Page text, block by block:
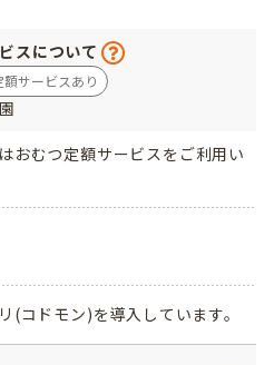
スについて
額サービスあり
おむつ定額サービスをご利用い
(コドモン)を導入しています。